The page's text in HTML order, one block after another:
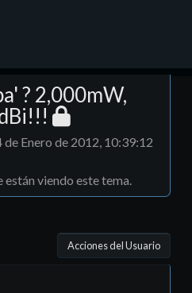
? 2,000mW,
Enero de 2012, 10:39:12
viendo este tema.
Acciones del Usuario